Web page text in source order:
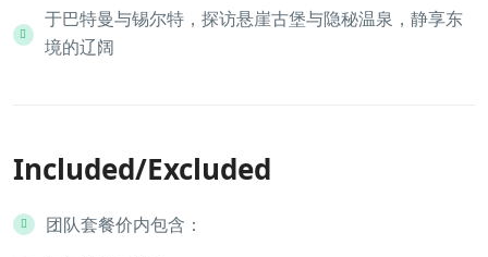
于巴特曼与锡尔特，探访悬崖古堡与隐秘温泉，静享东
境的辽阔
Included/Excluded
团队套餐价内包含：